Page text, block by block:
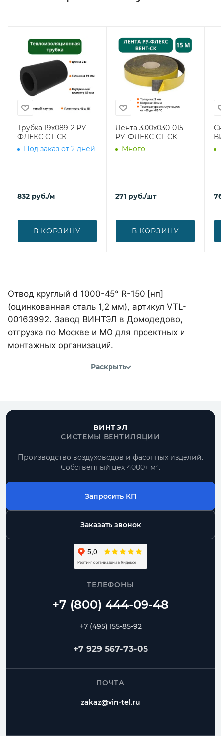
Трубка 19х089-2 РУ-
ФЛЕКС СТ-СК
Под заказ от 2 дней
832 руб./м
В КОРЗИНУ
Лента 3,00х030-015
РУ-ФЛЕКС СТ-СК
Много
271 руб./шт
В КОРЗИНУ
Отвод круглый d 1000-45° R-150 [нп]
(оцинкованная сталь 1,2 мм), артикул VTL-
00163992. Завод ВИНТЭЛ в Домодедово,
отгрузка по Москве и МО для проектных и
монтажных организаций.
Раскрыть
ВИНТЭЛ
СИСТЕМЫ ВЕНТИЛЯЦИИ
Производство воздуховодов и фасонных изделий.
Собственный цех 4000+ м².
Запросить КП
Заказать звонок
ТЕЛЕФОНЫ
+7 (495) 155-85-92
+7 929 567-73-05
ПОЧТА
zakaz@vin-tel.ru